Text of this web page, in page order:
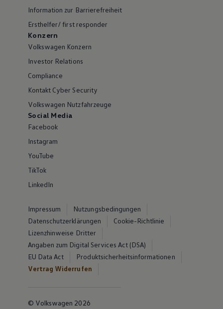
Information zur Barrierefreiheit
Ersthelfer/ first responder
Konzern
Volkswagen Konzern
Investor Relations
Compliance
Kontakt Cyber Security
Volkswagen Nutzfahrzeuge
Social Media
Facebook
Instagram
YouTube
TikTok
LinkedIn
Impressum
Nutzungsbedingungen
Datenschutzerklärungen
Cookie-Richtlinie
Lizenzhinweise Dritter
Angaben zum Digital Services Act (DSA)
EU Data Act
Produktsicherheitsinformationen
Vertrag Widerrufen
© Volkswagen 2026